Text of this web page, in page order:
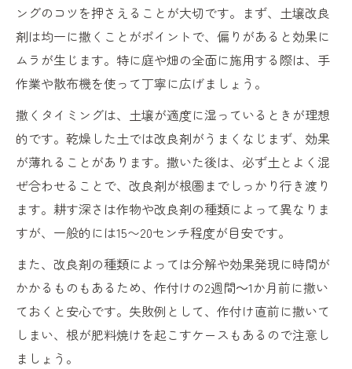
ングのコツを押さえることが大切です。まず、土壌改良
剤は均一に撒くことがポイントで、偏りがあると効果に
ムラが生じます。特に庭や畑の全面に施用する際は、手
作業や散布機を使って丁寧に広げましょう。
撒くタイミングは、土壌が適度に湿っているときが理想
的です。乾燥した土では改良剤がうまくなじまず、効果
が薄れることがあります。撒いた後は、必ず土とよく混
ぜ合わせることで、改良剤が根圏までしっかり行き渡り
ます。耕す深さは作物や改良剤の種類によって異なりま
すが、一般的には15〜20センチ程度が目安です。
また、改良剤の種類によっては分解や効果発現に時間が
かかるものもあるため、作付けの2週間～1か月前に撒い
ておくと安心です。失敗例として、作付け直前に撒いて
しまい、根が肥料焼けを起こすケースもあるので注意し
ましょう。